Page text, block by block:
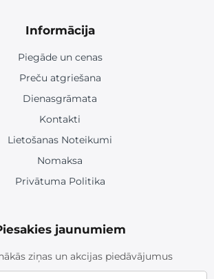
Informācija
Piegāde un cenas
Preču atgriešana
Dienasgrāmata
Kontakti
Lietošanas Noteikumi
Nomaksa
Privātuma Politika
jaunumiem
ziņas un akcijas piedāvājumus